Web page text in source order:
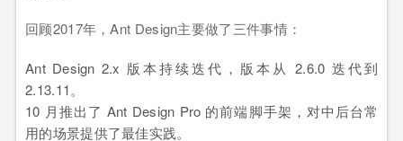
回顾2017年，Ant Design主要做了三件事情：
Ant Design 2.x 版本持续迭代，版本从 2.6.0 迭代到
2.13.11。
10 月推出了 Ant Design Pro 的前端脚手架，对中后台常
用的场景提供了最佳实践。